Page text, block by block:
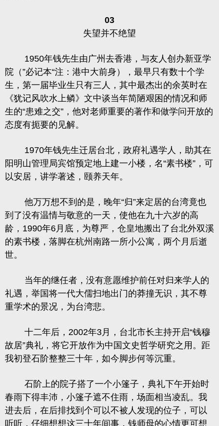
03
失望并不绝望
1950年钱先生由广州去香港，与友人创办新亚学
院（”必记本“注：港中大前身），最早只有数十个学
生，第一届毕业生只有三人，其中最杰出的余英时在
《犹记风吹水上鳞》文中谈当年简陋艰困的情况和师
生的“患难之交”，他对老师重要的著作和做学问开放的
态度有扼要的见解。
1970年钱先生迁居台北，政府礼遇学人，助其在
阳明山管理局宾馆预定地上建一小楼，名“素书楼”，可
以安居，讲学著述，颐养天年。
他万万想不到的是，晚年“归”来定居的台湾竟也
到了没有温情与敬意的一天，使他在九十六岁的高
龄，1990年6月底，为尊严，仓皇地搬出了台北外双溪
的素书楼，落脚在杭州南路一所小公寓，两个月后逝
世。
当年的继任者，没有意愿维护前任对归来学人的
礼遇，举国将一代大儒扫地出门的莽撞无识，其不尊
重学术的景况，为台湾悲。
十二年后，2002年3月，台北市长主持开启“钱穆
故居”典礼，将它开放作为中国文史哲学研究之用。距
我初登石阶整整三十年，如今脚步何等沉重。
石阶上的院子搭了一个小篷子，典礼下午开始时
春雨下得丰沛，小篷子遮不住雨，场面相当凌乱。我
进去后，在后排找到个可以不被人发现的位子，可以
听听，仔细想想这三十年间事，钱师母的心情更可想